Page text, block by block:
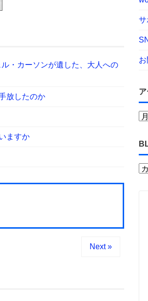
・カーソンが遺した、大人への
放したのか
ますか
Next »
サ